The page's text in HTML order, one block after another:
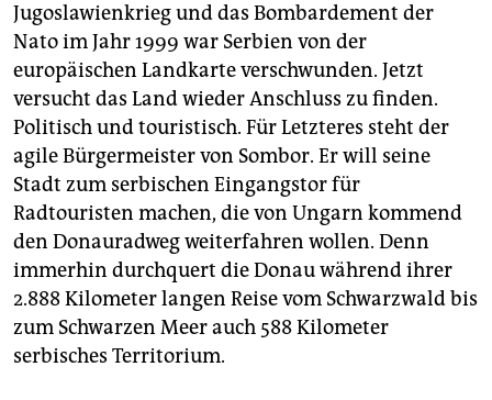
Jugoslawienkrieg und das Bombardement der
Nato im Jahr 1999 war Serbien von der
europäischen Landkarte verschwunden. Jetzt
versucht das Land wieder Anschluss zu finden.
Politisch und touristisch. Für Letzteres steht der
agile Bürgermeister von Sombor. Er will seine
Stadt zum serbischen Eingangstor für
Radtouristen machen, die von Ungarn kommend
den Donauradweg weiterfahren wollen. Denn
immerhin durchquert die Donau während ihrer
2.888 Kilometer langen Reise vom Schwarzwald bis
zum Schwarzen Meer auch 588 Kilometer
serbisches Territorium.